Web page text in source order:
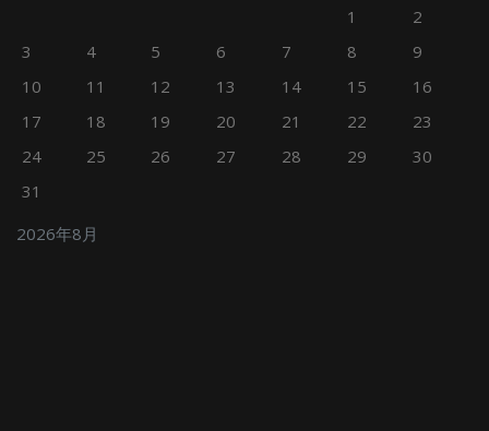
2026年8月
1
2
3
4 5 6 7 8
9
10
11 12 13 14 15
16
17
18 19 20 21 22
23
24
25 26 27 28 29
30
31